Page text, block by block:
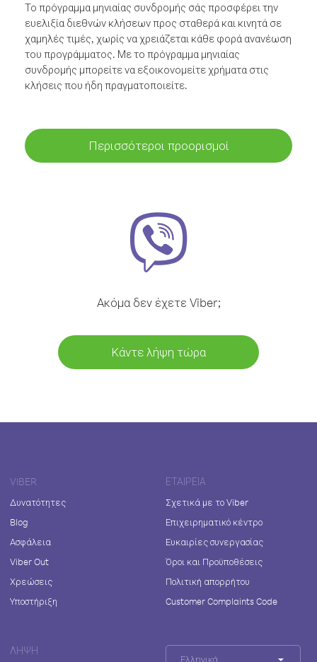
Το πρόγραμμα μηνιαίας συνδρομής σάς προσφέρει την
ευελιξία διεθνών κλήσεων προς σταθερά και κινητά σε
χαμηλές τιμές, χωρίς να χρειάζεται κάθε φορά ανανέωση
του προγράμματος. Με το πρόγραμμα μηνιαίας
συνδρομής μπορείτε να εξοικονομείτε χρήματα στις
κλήσεις που ήδη πραγματοποιείτε.
Περισσότεροι προορισμοί
Ακόμα δεν έχετε Viber;
Κάντε λήψη τώρα
VIBER
Δυνατότητες
Blog
Ασφάλεια
Viber Out
Χρεώσεις
Υποστήριξη
ΕΤΑΙΡΕΊΑ
Σχετικά με το Viber
Επιχειρηματικό κέντρο
Ευκαιρίες συνεργασίας
Όροι και Προϋποθέσεις
Πολιτική απορρήτου
Customer Complaints Code
ΛΉΨΗ
Ελληνικά